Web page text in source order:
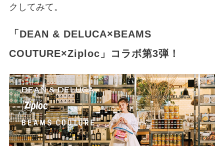
クしてみて。
「DEAN & DELUCA×BEAMS
COUTURE×Ziploc」コラボ第3弾！